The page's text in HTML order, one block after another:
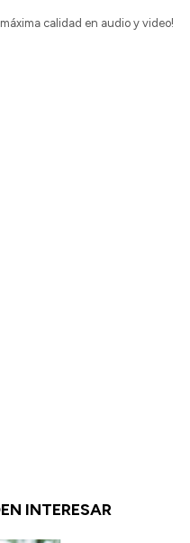
calidad en audio y video!
INTERESAR